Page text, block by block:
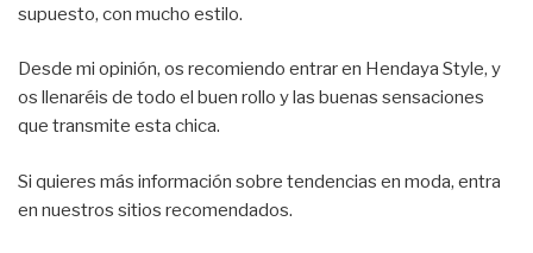
supuesto, con mucho estilo.
Desde mi opinión, os recomiendo entrar en Hendaya Style, y
os llenaréis de todo el buen rollo y las buenas sensaciones
que transmite esta chica.
Si quieres más información sobre tendencias en moda, entra
en nuestros sitios recomendados.